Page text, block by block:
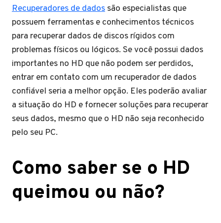
Recuperadores de dados são especialistas que
possuem ferramentas e conhecimentos técnicos
para recuperar dados de discos rígidos com
problemas físicos ou lógicos. Se você possui dados
importantes no HD que não podem ser perdidos,
entrar em contato com um recuperador de dados
confiável seria a melhor opção. Eles poderão avaliar
a situação do HD e fornecer soluções para recuperar
seus dados, mesmo que o HD não seja reconhecido
pelo seu PC.
Como saber se o HD
queimou ou não?